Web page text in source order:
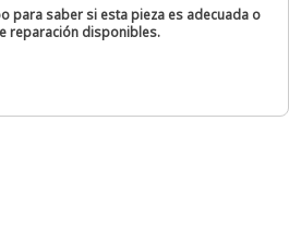
para saber si esta pieza es adecuada o
reparación disponibles.